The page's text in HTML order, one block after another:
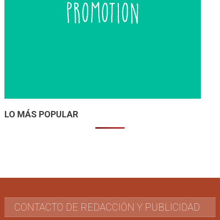
LO MÁS POPULAR
CONTACTO DE REDACCIÓN Y PUBLICIDAD